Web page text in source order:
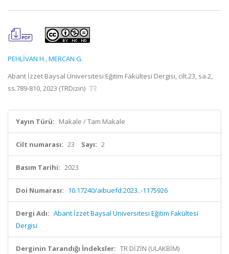
PEHLİVAN H.,MERCAN G.
Abant İzzet Baysal Üniversitesi Eğitim Fakültesi Dergisi, cilt.23, sa.2,
ss.789-810, 2023 (TRDizin)
Yayın Türü: Makale / Tam Makale
Cilt numarası: 23 Sayı: 2
Basım Tarihi: 2023
Doi Numarası: 10.17240/aibuefd.2023..-1175926
Dergi Adı: Abant İzzet Baysal Üniversitesi Eğitim Fakültesi
Dergisi
Derginin Tarandığı İndeksler: TR DİZİN (ULAKBİM)